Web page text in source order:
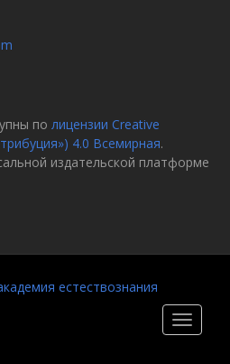
по лицензии Creative
4.0 Всемирная.
издательской платформе
естествознания
Toggle